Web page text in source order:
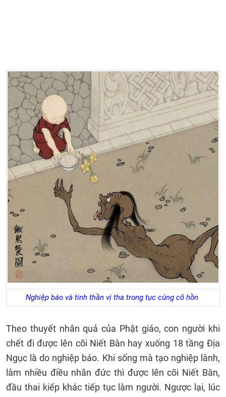
Nghiệp báo và tinh thần vị tha trong tục cúng cô hồn
Theo thuyết nhân quả của Phật giáo, con người khi
chết đi được lên cõi Niết Bàn hay xuống 18 tầng Địa
Ngục là do nghiệp báo. Khi sống mà tạo nghiệp lành,
làm nhiều điều nhân đức thì được lên cõi Niết Bàn,
đầu thai kiếp khác tiếp tục làm người. Ngược lại, lúc